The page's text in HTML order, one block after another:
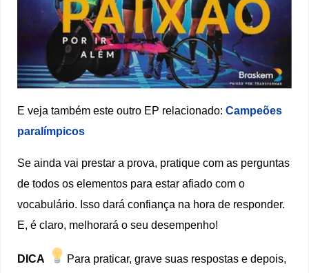
E veja também este outro EP relacionado:Campeões
paralímpicos
Se ainda vai prestar a prova, pratique com as perguntas
de todos os elementos para estar afiado com o
vocabulário. Isso dará confiança na hora de responder.
E, é claro, melhorará o seu desempenho!
DICA
Para praticar, grave suas respostas e depois,